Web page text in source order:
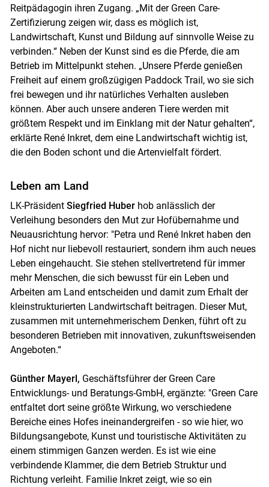
Reitpädagogin ihren Zugang. „Mit der Green Care-
Zertifizierung zeigen wir, dass es möglich ist,
Landwirtschaft, Kunst und Bildung auf sinnvolle Weise zu
verbinden.“ Neben der Kunst sind es die Pferde, die am
Betrieb im Mittelpunkt stehen. „Unsere Pferde genießen
Freiheit auf einem großzügigen Paddock Trail, wo sie sich
frei bewegen und ihr natürliches Verhalten ausleben
können. Aber auch unsere anderen Tiere werden mit
größtem Respekt und im Einklang mit der Natur gehalten“,
erklärte René Inkret, dem eine Landwirtschaft wichtig ist,
die den Boden schont und die Artenvielfalt fördert.
Leben am Land
LK-Präsident Siegfried Huberhob anlässlich der
Verleihung besonders den Mut zur Hofübernahme und
Neuausrichtung hervor: "Petra und René Inkret haben den
Hof nicht nur liebevoll restauriert, sondern ihm auch neues
Leben eingehaucht. Sie stehen stellvertretend für immer
mehr Menschen, die sich bewusst für ein Leben und
Arbeiten am Land entscheiden und damit zum Erhalt der
kleinstrukturierten Landwirtschaft beitragen. Dieser Mut,
zusammen mit unternehmerischem Denken, führt oft zu
besonderen Betrieben mit innovativen, zukunftsweisenden
Angeboten.“
Günther Mayerl, Geschäftsführer der Green Care
Entwicklungs- und Beratungs-GmbH, ergänzte: "Green Care
entfaltet dort seine größte Wirkung, wo verschiedene
Bereiche eines Hofes ineinandergreifen - so wie hier, wo
Bildungsangebote, Kunst und touristische Aktivitäten zu
einem stimmigen Ganzen werden. Es ist wie eine
verbindende Klammer, die dem Betrieb Struktur und
Richtung verleiht. Familie Inkret zeigt, wie so ein